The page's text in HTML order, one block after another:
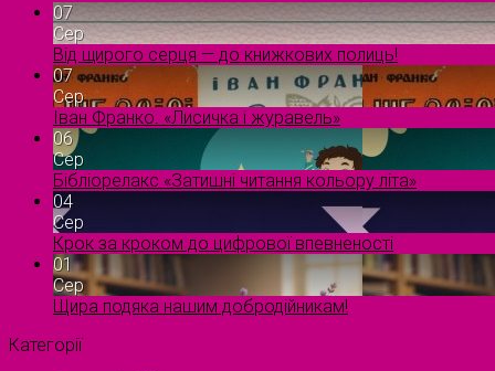
07
Сер
Від щирого серця — до книжкових полиць!
07
Сер
Іван Франко. «Лисичка і журавель»
06
Сер
Бібліорелакс «Затишні читання кольору літа»
04
Сер
Крок за кроком до цифрової впевненості
01
Сер
Щира подяка нашим добродійникам!
Категорії